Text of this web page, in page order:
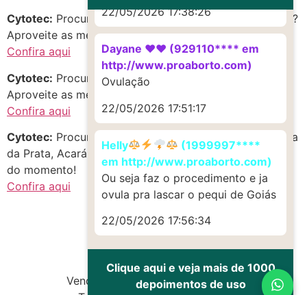
Cytotec: Procurando citoteque em Latecá, Acará, Pará?
Aproveite as melhores opções do momento!
Confira aqui
Cytotec: Procurando cintotek em Centro, Acará, Pará?
Aproveite as melhores opções do momento!
Confira aqui
Cytotec: Procurando CITOTEQUE em Povoado Serrinha
da Prata, Acará, Pará? Aproveite as melhores opções
do momento!
Confira aqui
Vendas de Cytotec e Misoprostol
22/05/2026 17:38:26
Dayane ♥️♥️ (929110**** em
http://www.proaborto.com)
Ovulação
22/05/2026 17:51:17
Helly
(1999997****
em http://www.proaborto.com)
Ou seja faz o procedimento e ja
ovula pra lascar o pequi de Goiás
22/05/2026 17:56:34
Clique aqui e veja mais de 1000
depoimentos de uso